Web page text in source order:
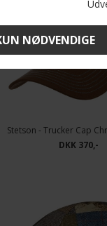
DKK 370,-